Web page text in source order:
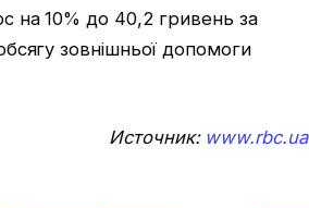
на 10% до 40,2 гривень за
зовнішньої допомоги
Источник: www.rbc.ua